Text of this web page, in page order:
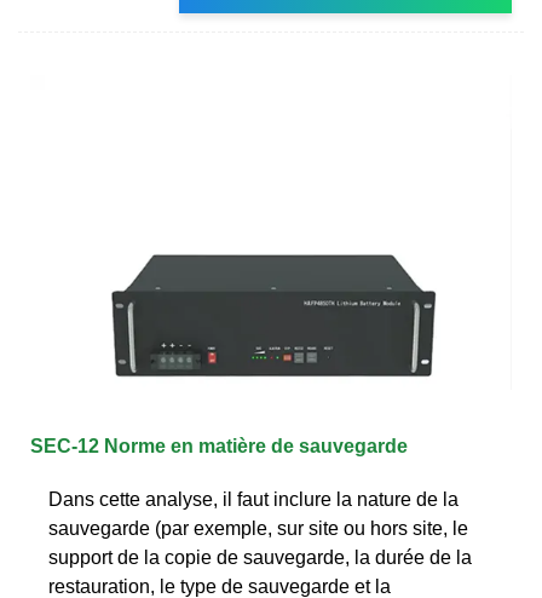
SEC-12 Norme en matière de sauvegarde
Dans cette analyse, il faut inclure la nature de la
sauvegarde (par exemple, sur site ou hors site, le
support de la copie de sauvegarde, la durée de la
restauration, le type de sauvegarde et la